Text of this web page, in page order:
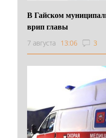
В Гайском
врип главы
7 августа 13:06 3